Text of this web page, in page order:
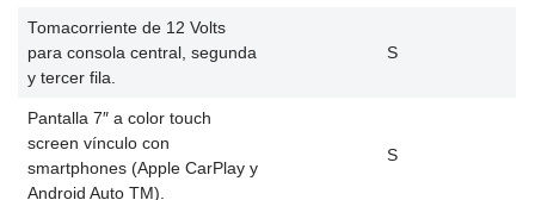
Tomacorriente de 12 Volts
para consola central, segunda
y tercer fila.
S
Pantalla 7″ a color touch
screen vínculo con
smartphones (Apple CarPlay y
Android Auto TM).
S